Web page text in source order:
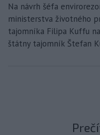
Na návrh šéfa
ministerstva životného
tajomníka Filipa Kuffu
štátny tajomník Štefan